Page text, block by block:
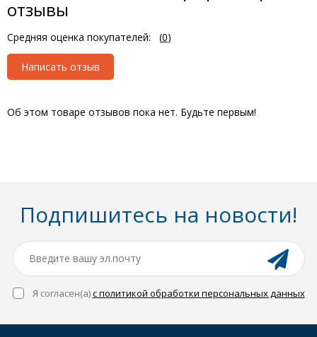
отзывы
Средняя оценка покупателей: (0)
Написать отзыв
Об этом товаре отзывов пока нет. Будьте первым!
Подпишитесь на новости!
Я согласен(a)с политикой обработки персональных данных